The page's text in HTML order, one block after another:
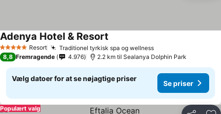
5 Stjerner Resort Traditionel tyrkisk spa og wellness
Adenya Hotel & Resort
8,8 Fremragende 4.976 2.2 km til Sealanya Dolphin Park
Vælg datoer for at se nøjagtige priser
Se priser
Populært valg